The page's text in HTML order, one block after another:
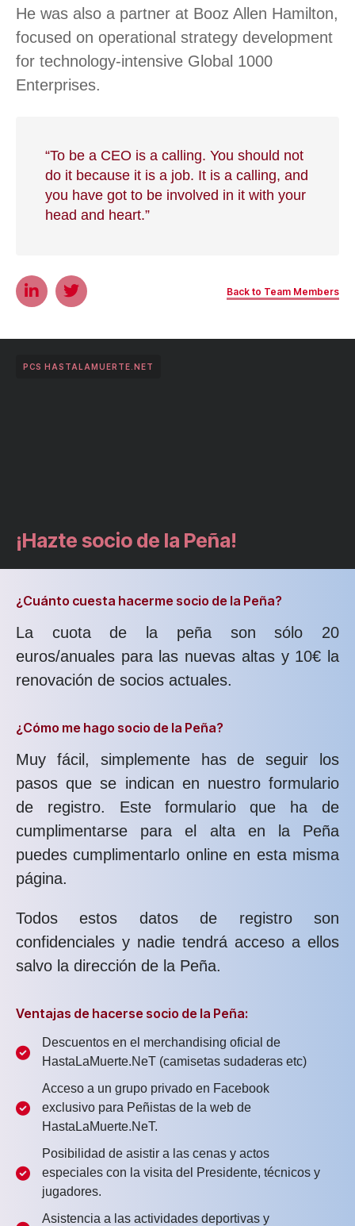
He was also a partner at Booz Allen Hamilton,
focused on operational strategy development
for technology-intensive Global 1000
Enterprises.
“To be a CEO is a calling. You should not
do it because it is a job. It is a calling, and
you have got to be involved in it with your
head and heart.”
Back to Team Members
PCS HASTALAMUERTE.NET
¡Hazte socio de la Peña!
¿Cuánto cuesta hacerme socio de la Peña?
La cuota de la peña son sólo 20
euros/anuales para las nuevas altas y 10€ la
renovación de socios actuales.
¿Cómo me hago socio de la Peña?
Muy fácil, simplemente has de seguir los
pasos que se indican en nuestro formulario
de registro. Este formulario que ha de
cumplimentarse para el alta en la Peña
puedes cumplimentarlo online en esta misma
página.
Todos estos datos de registro son
confidenciales y nadie tendrá acceso a ellos
salvo la dirección de la Peña.
Ventajas de hacerse socio de la Peña:
Descuentos en el merchandising oficial de
HastaLaMuerte.NeT (camisetas sudaderas etc)
Acceso a un grupo privado en Facebook
exclusivo para Peñistas de la web de
HastaLaMuerte.NeT.
Posibilidad de asistir a las cenas y actos
especiales con la visita del Presidente, técnicos y
jugadores.
Asistencia a las actividades deportivas y